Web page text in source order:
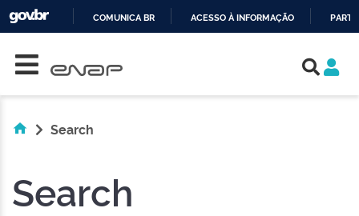
COMUNICA BR ACESSO À INFORMAÇÃO
Search
Search